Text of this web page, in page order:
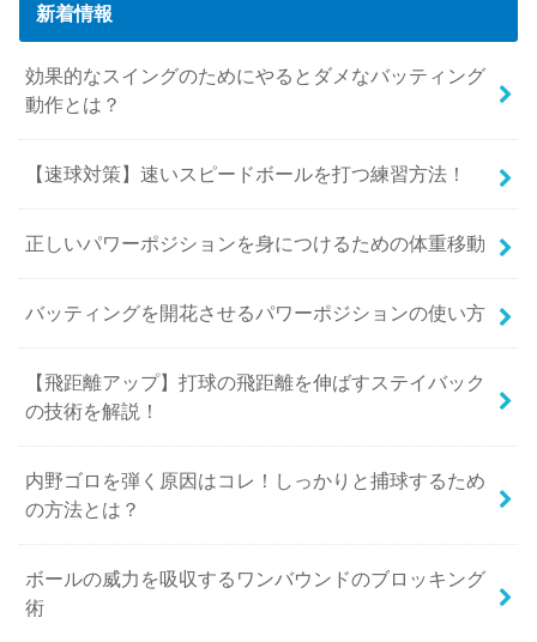
新着情報
効果的なスイングのためにやるとダメなバッティング
動作とは？
【速球対策】速いスピードボールを打つ練習方法！
正しいパワーポジションを身につけるための体重移動
バッティングを開花させるパワーポジションの使い方
【飛距離アップ】打球の飛距離を伸ばすステイバック
の技術を解説！
内野ゴロを弾く原因はコレ！しっかりと捕球するため
の方法とは？
ボールの威力を吸収するワンバウンドのブロッキング
術